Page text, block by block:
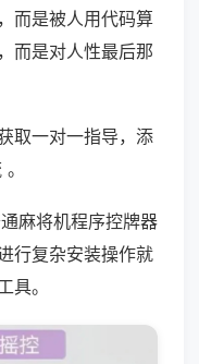
而是被人用代码算
而是对人性最后那
取一对一指导，添
麻将机程序控牌器
行复杂安装操作就
具。